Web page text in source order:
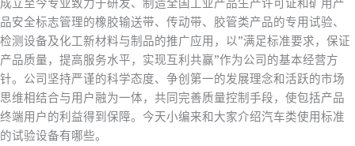
成立至今专业致力于研发、制造全国工业产品生产许可证和矿用产
品安全标志管理的橡胶输送带、传动带、胶管类产品的专用试验、
检测设备及化工新材料与制品的推广应用，以”满足标准要求，保证
产品质量，提高服务水平，实现互利共赢”作为公司的基本经营方
针。公司坚持严谨的科学态度、争创第一的发展理念和活跃的市场
思维相结合与用户融为一体，共同完善质量控制手段，使包括产品
终端用户的利益得到保障。今天小编来和大家介绍汽车类使用标准
的试验设备有哪些。